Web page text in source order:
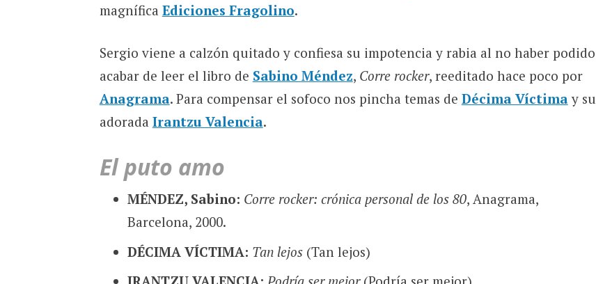
magnífica Ediciones Fragolino.
Sergio viene a calzón quitado y confiesa su impotencia y rabia al no haber podido
acabar de leer el libro de Sabino Méndez, Corre rocker, reeditado hace poco por
Anagrama. Para compensar el sofoco nos pincha temas de Décima Víctimay su
adorada Irantzu Valencia.
El puto amo
MÉNDEZ, Sabino: Corre rocker: crónica personal de los 80, Anagrama,
Barcelona, 2000.
DÉCIMA VÍCTIMA: Tan lejos(Tan lejos)